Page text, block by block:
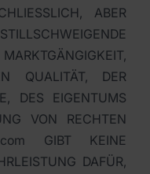
ABER
QUALITÄT, DER
DES EIGENTUMS
VON RECHTEN
GIBT KEINE
DAFÜR,